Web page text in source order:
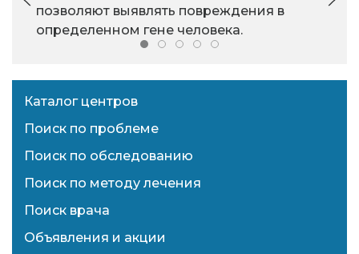
позволяют выявлять повреждения в
определенном гене человека.
Каталог центров
Поиск по проблеме
Поиск по обследованию
Поиск по методу лечения
Поиск врача
Объявления и акции